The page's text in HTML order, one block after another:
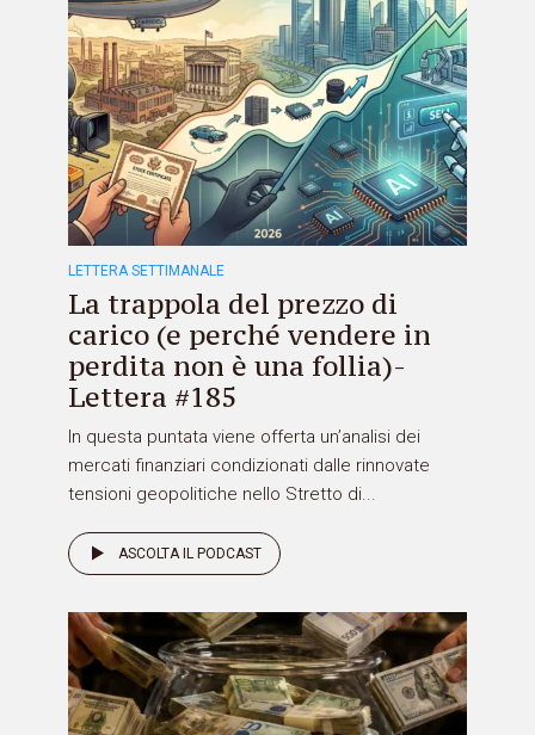
LETTERA SETTIMANALE
La trappola del prezzo di
carico (e perché vendere in
perdita non è una follia)-
Lettera #185
In questa puntata viene offerta un’analisi dei
mercati finanziari condizionati dalle rinnovate
tensioni geopolitiche nello Stretto di...
ASCOLTA IL PODCAST